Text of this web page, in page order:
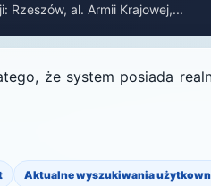
al. Armii Krajowej,...
że system posiada
Aktualne wyszukiwania